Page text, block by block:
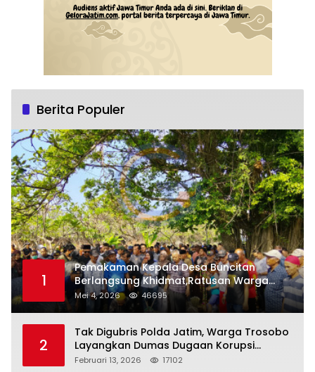
Berita Populer
1
Pemakaman Kepala Desa Buncitan
Berlangsung Khidmat,Ratusan Warga
Larut Dalam Duka Yang Mendalam
Mei 4, 2026 46695
2
Tak Digubris Polda Jatim, Warga Trosobo
Layangkan Dumas Dugaan Korupsi
Oknum DPRD Sidoarjo ke Kapolri
Februari 13, 2026 17102